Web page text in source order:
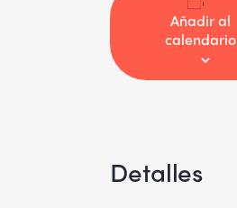
Añadir al
calendario
Detalles